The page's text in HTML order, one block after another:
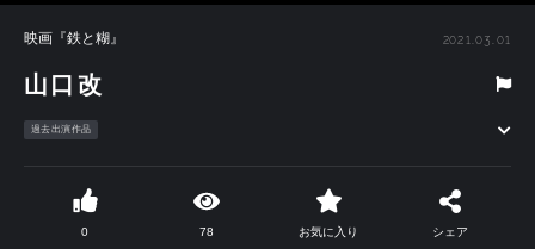
映画『鉄と糊』 2021.03.01
山口改
過去出演作品
0 78 お気に入り シェア